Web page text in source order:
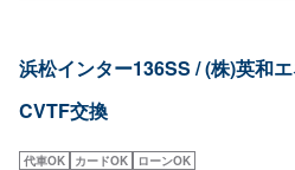
浜松インター136SS / (株)英和
CVTF交換
代車OK カードOK ローンOK